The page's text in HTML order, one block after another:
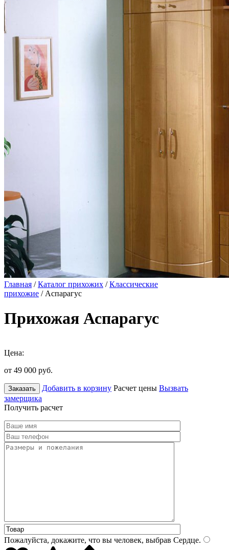
Главная /Каталог прихожих /Классические
прихожие / Аспарагус
Прихожая Аспарагус
Цена:
от 49 000 руб.
Заказать Добавить в корзину Расчет цены Вызвать
замерщика
Получить расчет
Пожалуйста, докажите, что вы человек, выбрав Сердце.